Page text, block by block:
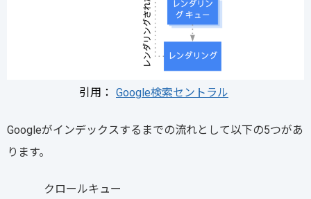
引用： Google検索セントラル
Googleがインデックスするまでの流れとして以下の5つがあ
ります。
クロールキュー